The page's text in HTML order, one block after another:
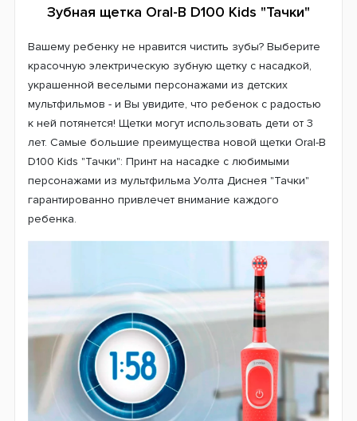
Зубная щетка Oral-B D100 Kids "Тачки"
Вашему ребенку не нравится чистить зубы? Выберите
красочную электрическую зубную щетку с насадкой,
украшенной веселыми персонажами из детских
мультфильмов - и Вы увидите, что ребенок с радостью
к ней потянется! Щетки могут использовать дети от 3
лет. Самые большие преимущества новой щетки Oral-B
D100 Kids "Тачки": Принт на насадке с любимыми
персонажами из мультфильма Уолта Диснея "Тачки"
гарантированно привлечет внимание каждого
ребенка.